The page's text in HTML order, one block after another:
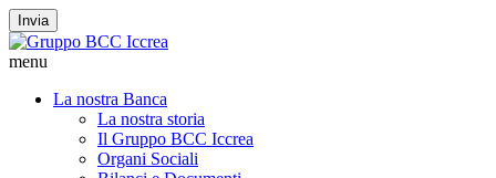
Invia
menu
La nostra Banca
La nostra storia
Il Gruppo BCC Iccrea
Organi Sociali